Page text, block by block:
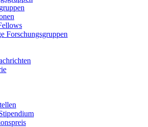
Forschungsgruppen